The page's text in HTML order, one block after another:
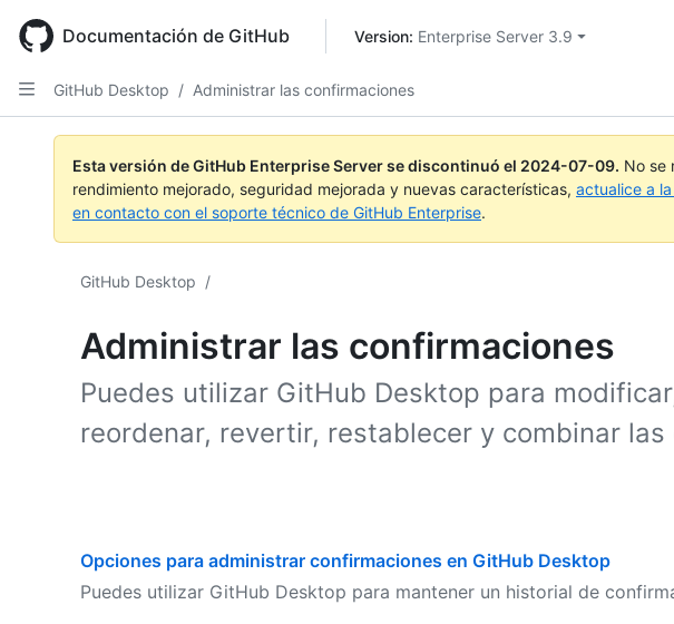
main
content
Documentación de GitHub Version: Enterprise Server 3.9
GitHub Desktop / Administrar las confirmaciones
Esta versión de GitHub Enterprise Server se discontinuó el 2024-07-09. No se
rendimiento mejorado, seguridad mejorada y nuevas características, actualice a
en contacto con el soporte técnico de GitHub Enterprise.
GitHub Desktop /
Administrar las confirmaciones
Puedes utilizar GitHub Desktop para
reordenar, revertir, restablecer y combinar las
Opciones para administrar confirmaciones en GitHub Desktop
Puedes utilizar GitHub Desktop para mantener un historial de